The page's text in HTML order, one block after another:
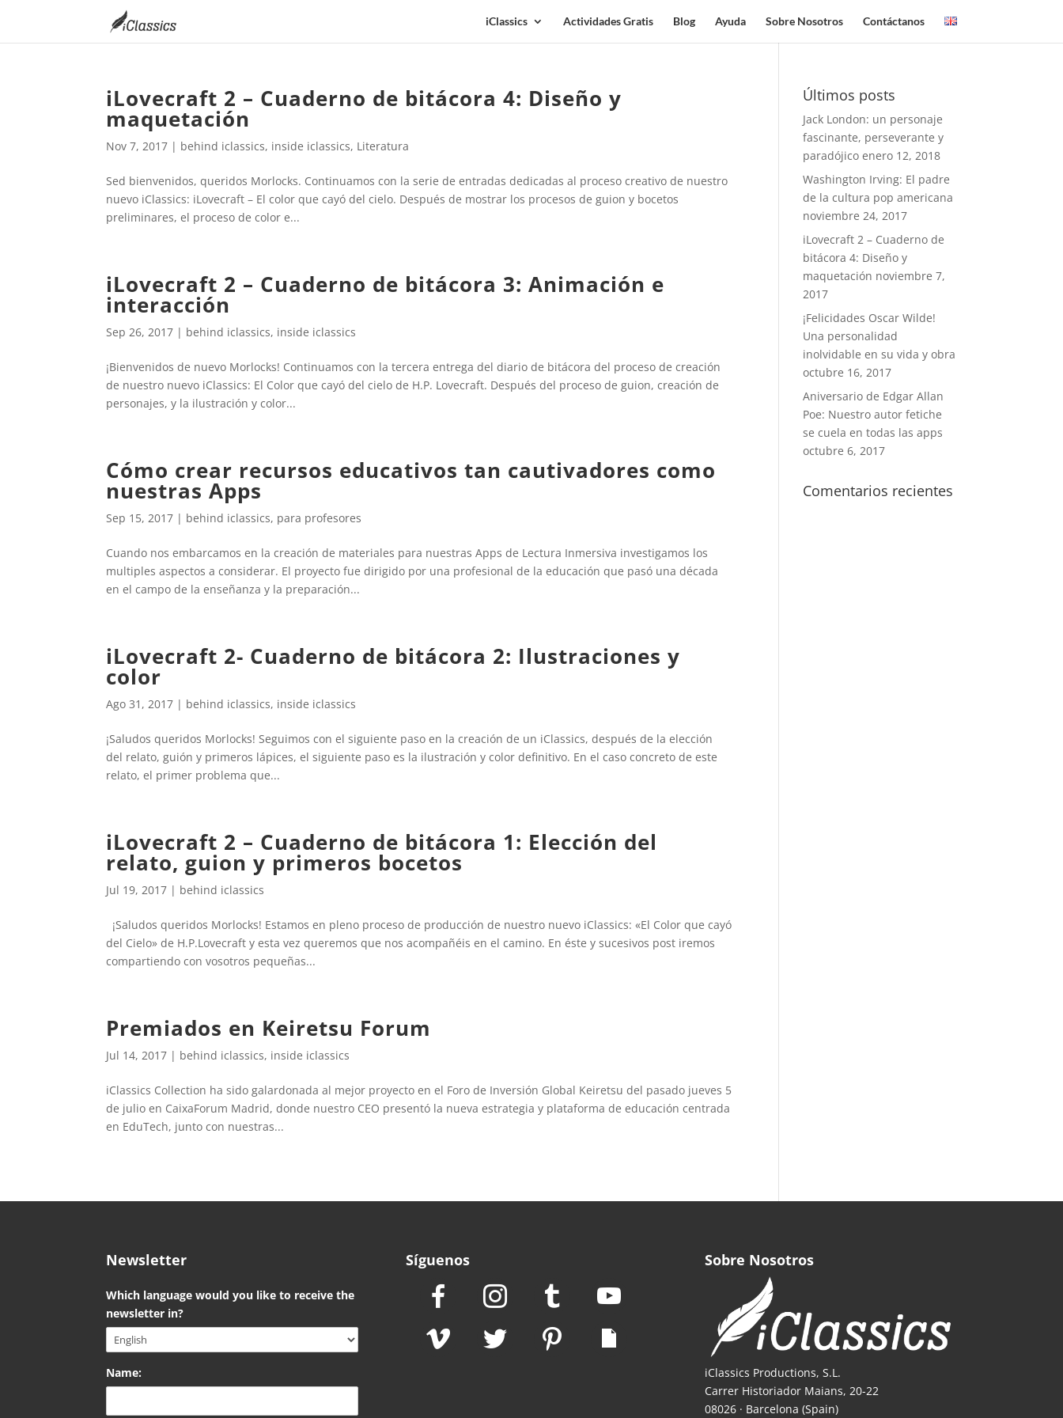
iClassics Actividades Gratis Blog Ayuda Sobre Nosotros Contáctanos
iLovecraft 2 – Cuaderno de bitácora 4: Diseño y
maquetación
Nov 7, 2017 | behind iclassics, inside iclassics, Literatura
Sed bienvenidos, queridos Morlocks. Continuamos con la serie de entradas dedicadas al proceso creativo de nuestro
nuevo iClassics: iLovecraft – El color que cayó del cielo. Después de mostrar los procesos de guion y bocetos
preliminares, el proceso de color e...
iLovecraft 2 – Cuaderno de bitácora 3: Animación e
interacción
Sep 26, 2017 | behind iclassics, inside iclassics
¡Bienvenidos de nuevo Morlocks! Continuamos con la tercera entrega del diario de bitácora del proceso de creación
de nuestro nuevo iClassics: El Color que cayó del cielo de H.P. Lovecraft. Después del proceso de guion, creación de
personajes, y la ilustración y color...
Cómo crear recursos educativos tan cautivadores como
nuestras Apps
Sep 15, 2017 | behind iclassics, para profesores
Cuando nos embarcamos en la creación de materiales para nuestras Apps de Lectura Inmersiva investigamos los
multiples aspectos a considerar. El proyecto fue dirigido por una profesional de la educación que pasó una década
en el campo de la enseñanza y la preparación...
iLovecraft 2- Cuaderno de bitácora 2: Ilustraciones y
color
Ago 31, 2017 | behind iclassics, inside iclassics
¡Saludos queridos Morlocks! Seguimos con el siguiente paso en la creación de un iClassics, después de la elección
del relato, guión y primeros lápices, el siguiente paso es la ilustración y color definitivo. En el caso concreto de este
relato, el primer problema que...
iLovecraft 2 – Cuaderno de bitácora 1: Elección del
relato, guion y primeros bocetos
Jul 19, 2017 | behind iclassics
¡Saludos queridos Morlocks! Estamos en pleno proceso de producción de nuestro nuevo iClassics: «El Color que cayó
del Cielo» de H.P.Lovecraft y esta vez queremos que nos acompañéis en el camino. En éste y sucesivos post iremos
compartiendo con vosotros pequeñas...
Premiados en Keiretsu Forum
Jul 14, 2017 | behind iclassics, inside iclassics
iClassics Collection ha sido galardonada al mejor proyecto en el Foro de Inversión Global Keiretsu del pasado jueves 5
de julio en CaixaForum Madrid, donde nuestro CEO presentó la nueva estrategia y plataforma de educación centrada
en EduTech, junto con nuestras...
Últimos posts
Jack London: un personaje
fascinante, perseverante y
paradójico enero 12, 2018
Washington Irving: El padre
de la cultura pop americana
noviembre 24, 2017
iLovecraft 2 – Cuaderno de
bitácora 4: Diseño y
maquetación noviembre 7,
2017
¡Felicidades Oscar Wilde!
Una personalidad
inolvidable en su vida y obra
octubre 16, 2017
Aniversario de Edgar Allan
Poe: Nuestro autor fetiche
se cuela en todas las apps
octubre 6, 2017
Comentarios recientes
Newsletter
Which language would you like to receive the
newsletter in?
Name:
Síguenos Sobre Nosotros
iClassics Productions, S.L.
Carrer Historiador Maians, 20-22
08026 · Barcelona (Spain)